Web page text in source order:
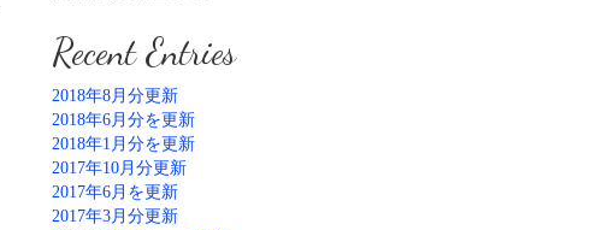
Recent Entries
2018年8月分更新
2018年6月分を更新
2018年1月分を更新
2017年10月分更新
2017年6月を更新
2017年3月分更新